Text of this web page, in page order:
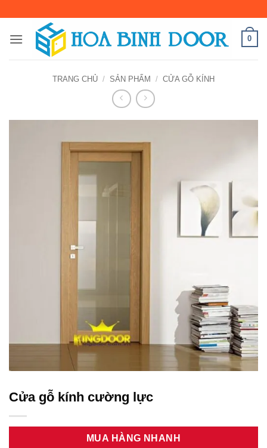
nội
0
TRANG CHỦ / SẢN PHẨM / CỬA GỖ KÍNH
Cửa gỗ kính cường lực
MUA HÀNG NHANH